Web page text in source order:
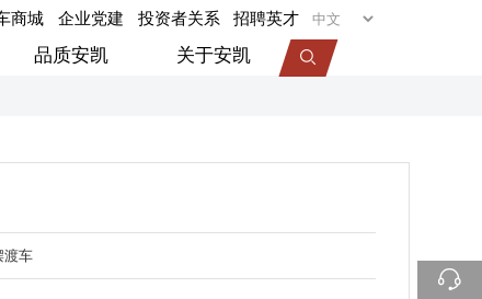
商城 企业党建 投资者关系 招聘英才
品质安凯 关于安凯
渡车